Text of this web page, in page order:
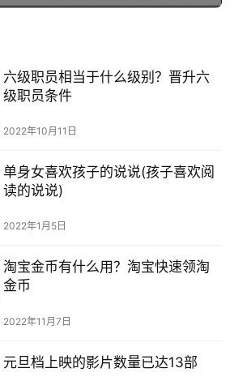
六级职员相当于什么级别？晋升六
级职员条件
2022年10月11日
单身女喜欢孩子的说说(孩子喜欢阅
读的说说)
2022年1月5日
淘宝金币有什么用？淘宝快速领淘
金币
2022年11月7日
元旦档上映的影片数量已达13部